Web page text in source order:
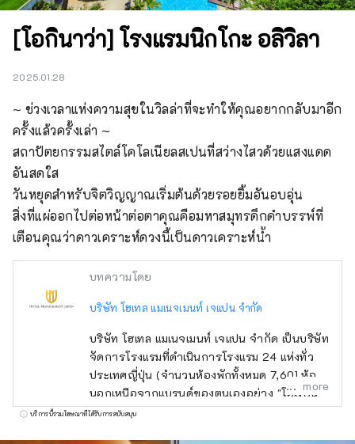
[โอกินาว่า] โรงแรมนิกโกะ อลิวิลา
2025.01.28
~ ช่วงเวลาแห่งความสุขในวิลล่าที่จะทำให้คุณอยากกลับมาอีก
ครั้งแล้วครั้งเล่า ~
สถาปัตยกรรมสไตล์โคโลเนียลสเปนที่สว่างไสวด้วยแสงแดด
อันสดใส
วันหยุดสำหรับจิตวิญญาณเริ่มต้นด้วยรอยยิ้มอันอบอุ่น
สิ่งที่แผ่ออกไปต่อหน้าต่อตาคุณคือมหาสมุทรดึกดำบรรพ์ที่
เตือนคุณว่าดาวเคราะห์ดวงนี้เป็นดาวเคราะห์น้ำ
บทความโดย
บริษัท โฮเทล แมเนจเมนท์ เจแปน จำกัด
บริษัท โฮเทล แมเนจเมนท์ เจแปน จำกัด เป็นบริษัท
จัดการโรงแรมที่ดำเนินการโรงแรม 24 แห่งทั่ว
ประเทศญี่ปุ่น (จำนวนห้องพักทั้งหมด 7,601 ห้อง)
นอกเหนือจากแบรนด์ของตนเองอย่าง "โอเรียน
ทัล โฮเทล" และ "โรงแรมโอเรียนทัล เอ็กซ์เพรส"
more
บริการนี้รวมโฆษณาที่ได้รับการสนับสนุน